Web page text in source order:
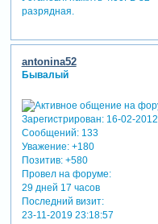
разрядная.
antonina52
Бывалый
Зарегистрирован: 16-02-2012
Сообщений:133
Уважение: +180
Позитив: +580
Провел на форуме:
29 дней 17 часов
Последний визит:
23-11-2019 23:18:57